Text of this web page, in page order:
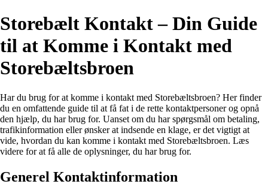
Storebælt Kontakt – Din Guide
til at Komme i Kontakt med
Storebæltsbroen
Har du brug for at komme i kontakt med Storebæltsbroen? Her finder
du en omfattende guide til at få fat i de rette kontaktpersoner og opnå
den hjælp, du har brug for. Uanset om du har spørgsmål om betaling,
trafikinformation eller ønsker at indsende en klage, er det vigtigt at
vide, hvordan du kan komme i kontakt med Storebæltsbroen. Læs
videre for at få alle de oplysninger, du har brug for.
Generel Kontaktinformation